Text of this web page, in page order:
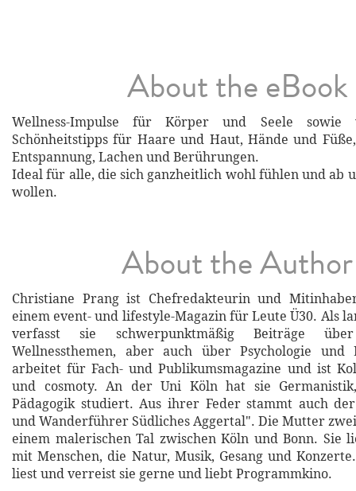
About the eBook
Wellness-Impulse für Körper und Seele sowie
Schönheitstipps für Haare und Haut, Hände und
Entspannung, Lachen und Berührungen.
Ideal für alle, die sich ganzheitlich wohl fühlen und ab
wollen.
About the Author
Christiane Prang ist Chefredakteurin und
einem event- und lifestyle-Magazin für Leute Ü30. Als
verfasst sie schwerpunktmäßig Beiträge
Wellnessthemen, aber auch über Psychologie und
arbeitet für Fach- und Publikumsmagazine und ist
und cosmoty. An der Uni Köln hat sie
Pädagogik studiert. Aus ihrer Feder stammt auch
und Wanderführer Südliches Aggertal". Die Mutter
einem malerischen Tal zwischen Köln und Bonn. Sie
mit Menschen, die Natur, Musik, Gesang und
liest und verreist sie gerne und liebt Programmkino.